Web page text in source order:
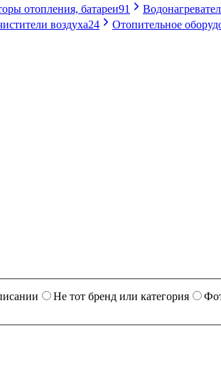
отопления, батареи91
воздуха24 Отопительное
Не тот бренд или категория